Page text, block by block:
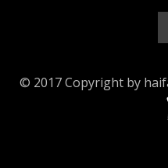
© 2017 Copyright by